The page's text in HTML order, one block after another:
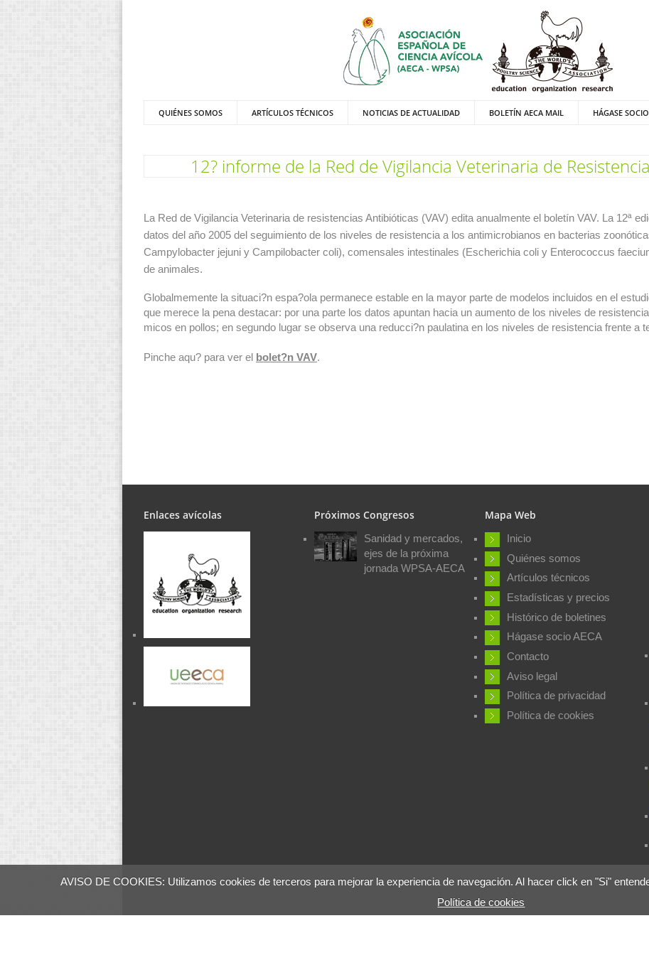
AVISO DE COOKIES: Utilizamos cookies de terceros para mejorar la experiencia de navegación. Al hacer click en "Si"
Política de cookies
QUIÉNES SOMOS ARTÍCULOS TÉCNICOS NOTICIAS DE ACTUALIDAD BOLETÍN AECA MAIL HÁGASE
12? informe de la Red de Vigilancia Veterinaria de
La Red de Vigilancia Veterinaria de resistencias Antibióticas (VAV) edita anualmente el boletín VAV. La 12ª
datos del año 2005 del seguimiento de los niveles de resistencia a los antimicrobianos en bacterias
Campylobacter jejuni y Campilobacter coli), comensales intestinales (Escherichia coli y Enterococcus
de animales.
Globalmemente la situaci?n espa?ola permanece estable en la mayor parte de modelos incluidos en el
que merece la pena destacar: por una parte los datos apuntan hacia un aumento de los niveles de
micos en pollos; en segundo lugar se observa una reducci?n paulatina en los niveles de resistencia frente a
Pinche aqu? para ver el bolet?n VAV.
Enlaces avícolas Próximos Congresos
Sanidad y mercados,
ejes de la próxima
jornada WPSA-AECA
Mapa Web
Inicio
Quiénes somos
Artículos técnicos
Estadísticas y precios
Histórico de boletines
Hágase socio AECA
Contacto
Aviso legal
Política de privacidad
Política de cookies